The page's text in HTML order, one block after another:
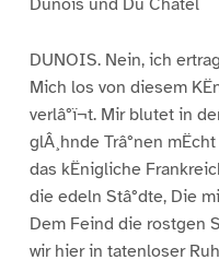
Dunois und Du Chatel
DUNOIS. Nein, ich
Mich los von diesem
verlâ°ï¬t. Mir blutet in
glÂ¸hnde Trâ°nen
das kËnigliche
die edeln Stâ°dte, Die
Dem Feind die rostgen
wir hier in tatenloser Ruh